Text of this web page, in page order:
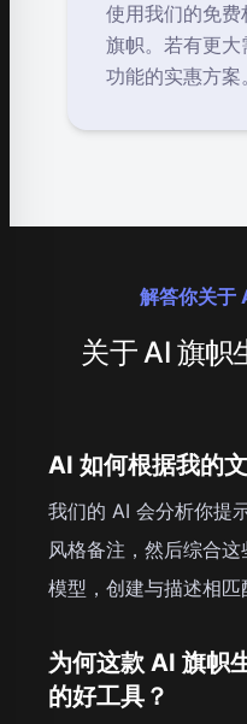
使用我们的免
旗帜。若有更
功能的实惠方案。
解答你关于
关于 AI 旗帜
AI 如何根据我的
我们的 AI 会分析你提
风格备注，然后综合
模型，创建与描述相匹
为何这款 AI 旗帜
的好工具？